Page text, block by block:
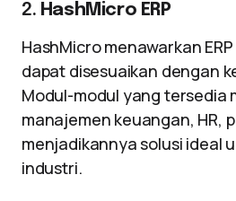
2. HashMicro ERP
HashMicro menawarkan
dapat disesuaikan dengan
Modul-modul yang tersedia
manajemen keuangan, HR,
menjadikannya solusi ideal
industri.